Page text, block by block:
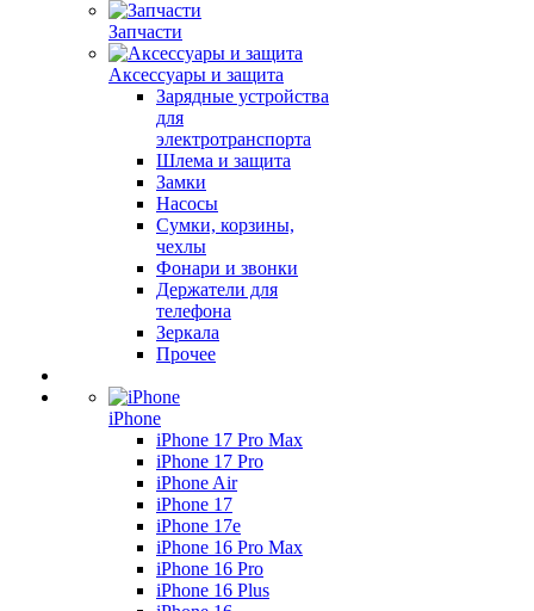
Запчасти
Аксессуары и защита
Зарядные устройства
для
электротранспорта
Шлема и защита
Замки
Насосы
Сумки, корзины,
чехлы
Фонари и звонки
Держатели для
телефона
Зеркала
Прочее
iPhone
iPhone 17 Pro Max
iPhone 17 Pro
iPhone Air
iPhone 17
iPhone 17e
iPhone 16 Pro Max
iPhone 16 Pro
iPhone 16 Plus